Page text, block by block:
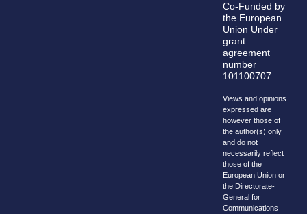
Co-Funded by
the European
Union Under
grant
agreement
number
101100707
Views and opinions
expressed are
however those of
the author(s) only
and do not
necessarily reflect
those of the
European Union or
the Directorate-
General for
Communications